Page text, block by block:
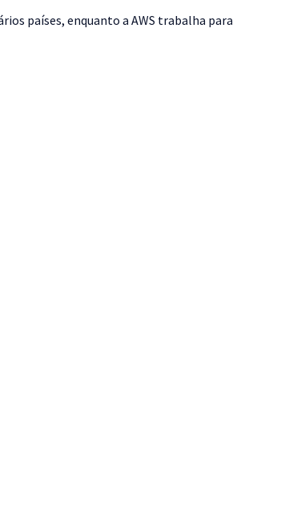
países, enquanto a AWS trabalha para